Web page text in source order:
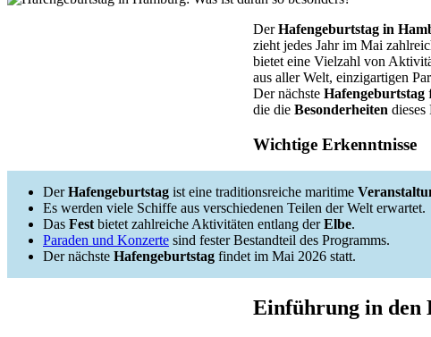
DerHafengeburtstag in
zieht jedes Jahr im Mai
bietet eine Vielzahl von
aus aller Welt, einzigartigen
Der nächste Hafengeburtstag
die die Besonderheiten dieses
Wichtige Erkenntnisse
DerHafengeburtstag ist eine traditionsreiche maritime
Es werden viele Schiffe aus verschiedenen Teilen der Welt erwartet.
Das Fest bietet zahlreiche Aktivitäten entlang derElbe.
Paraden und Konzerte sind fester Bestandteil des Programms.
Der nächste Hafengeburtstag findet im Mai 2026 statt.
Einführung in den